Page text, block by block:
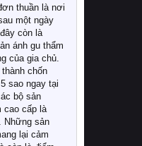
thuần là nơi
một ngày
còn là
ánh gu thẩm
của gia chủ.
chốn
sao ngay tại
bộ sản
cao cấp là
Những sản
lại cảm